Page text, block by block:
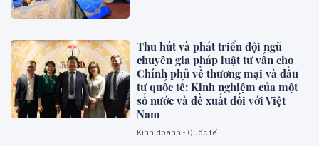
Thu hút và phát triển đội ngũ
chuyên gia pháp luật tư vấn cho
Chính phủ về thương mại và đầu
tư quốc tế: Kinh nghiệm của một
số nước và đề xuất đối với Việt
Nam
Kinh doanh - Quốc tế